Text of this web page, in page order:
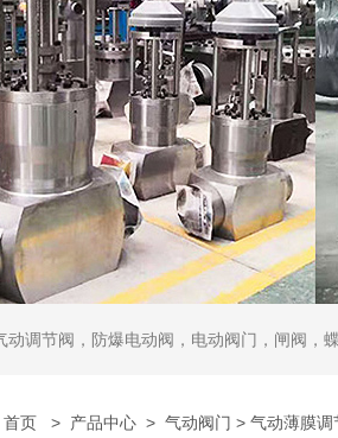
动调节阀，防爆电动阀，电动阀门，闸阀，
首页 > 产品中心 > 气动阀门 > 气动薄膜调